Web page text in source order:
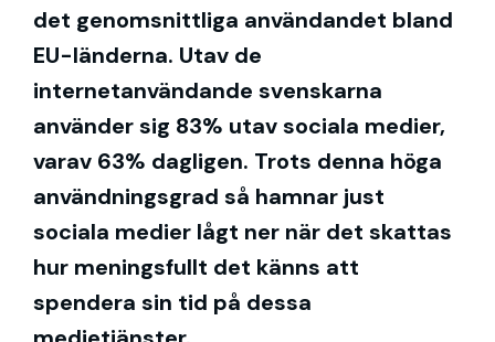
det genomsnittliga användandet bland
EU-länderna. Utav de
internetanvändande svenskarna
använder sig 83% utav sociala medier,
varav 63% dagligen. Trots denna höga
användningsgrad så hamnar just
sociala medier lågt ner när det skattas
hur meningsfullt det känns att
spendera sin tid på dessa